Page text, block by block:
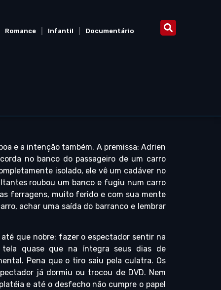
Romance Infantil Documentário
e a intenção também. A premissa: Adrien
no banco do passageiro de um carro
isolado, ele vê um cadáver no
roubou um banco e fugiu num carro
ferragens, muito ferido e com sua mente
achar uma saída do barranco e lembrar
que nobre: fazer o espectador sentir na
tela quase que na íntegra seus dias de
Pena que o tiro saiu pela culatra. Os
já dormiu ou trocou de DVD. Nem
e até o desfecho não cumpre o papel